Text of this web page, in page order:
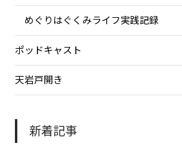
めぐりはぐくみライフ実践記録
ポッドキャスト
天岩戸開き
新着記事